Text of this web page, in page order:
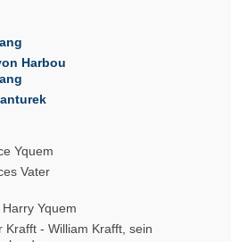
Harbou
Yquem
Vater
Yquem
Krafft - William Krafft, sein